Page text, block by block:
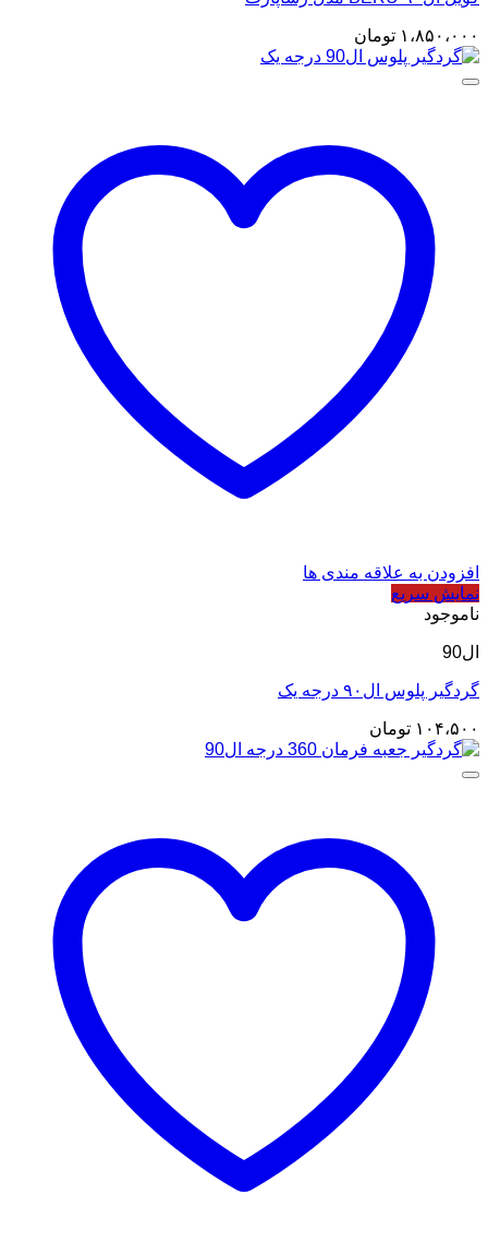
۱،۸۵۰،۰۰۰ تومان
افزودن به علاقه مندی ها
نمایش سریع
ناموجود
ال90
گردگیر پلوس ال۹۰ درجه یک
۱۰۴،۵۰۰ تومان